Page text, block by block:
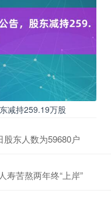
减持259.19万股
东人数为59680户
寿苦熬两年终“上岸”